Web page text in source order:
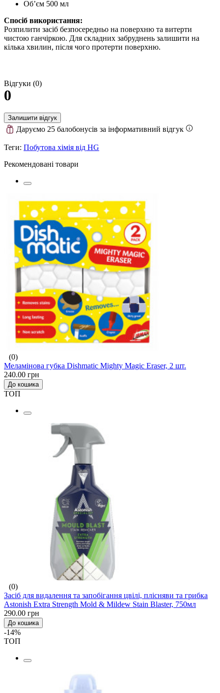
Об’єм 500 мл
Спосіб використання:
Розпилити засіб безпосередньо на поверхню та витерти
чистою ганчіркою. Для складних забруднень залишити на
кілька хвилин, після чого протерти поверхню.
Відгуки (0)
0
Залишити відгук
Даруємо 25 балобонусів за інформативний відгук
Теги: Побутова хімія від HG
Рекомендовані товари
(0)
Меламінова губка Dishmatic Mighty Magic Eraser, 2 шт.
240.00 грн
До кошика
ТОП
(0)
Засіб для видалення та запобігання цвілі, плісняви та грибка
Astonish Extra Strength Mold & Mildew Stain Blaster, 750мл
290.00 грн
До кошика
-14%
ТОП